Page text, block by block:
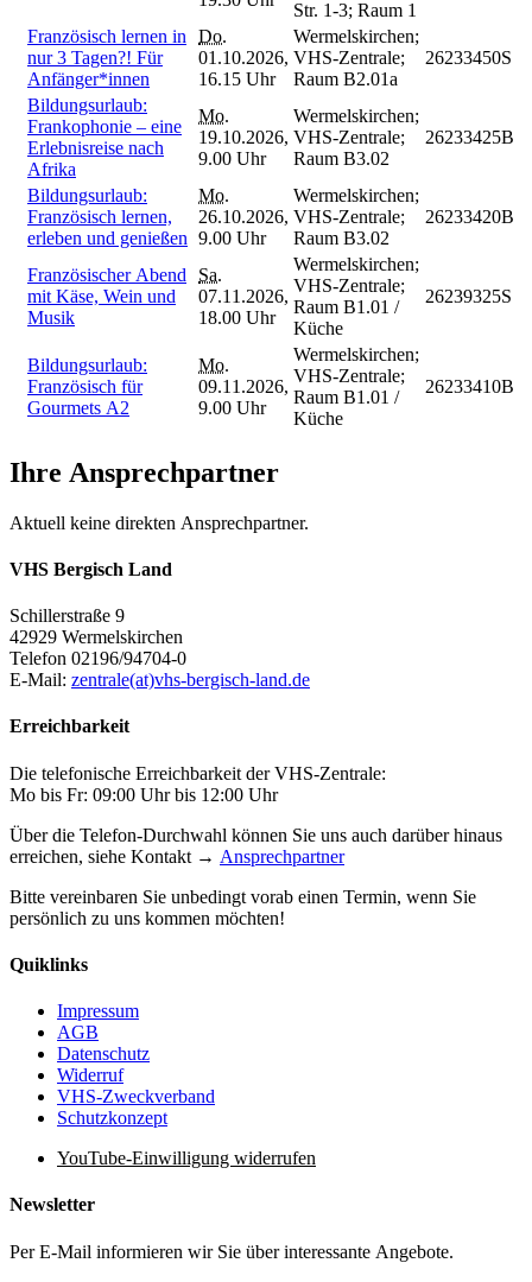
Str. 1-3; Raum 1
Französisch lernen in
nur 3 Tagen?! Für
Anfänger*innen
Do.
01.10.2026,
16.15 Uhr
Wermelskirchen;
VHS-Zentrale;
Raum B2.01a
26233450S
Bildungsurlaub:
Frankophonie – eine
Erlebnisreise nach
Afrika
Mo.
19.10.2026,
9.00 Uhr
Wermelskirchen;
VHS-Zentrale;
Raum B3.02
26233425B
Bildungsurlaub:
Französisch lernen,
erleben und genießen
Mo.
26.10.2026,
9.00 Uhr
Wermelskirchen;
VHS-Zentrale;
Raum B3.02
26233420B
Französischer Abend
mit Käse, Wein und
Musik
Sa.
07.11.2026,
18.00 Uhr
Wermelskirchen;
VHS-Zentrale;
Raum B1.01 /
Küche
26239325S
Bildungsurlaub:
Französisch für
Gourmets A2
Mo.
09.11.2026,
9.00 Uhr
Wermelskirchen;
VHS-Zentrale;
Raum B1.01 /
Küche
26233410B
Ihre Ansprechpartner
Aktuell keine direkten Ansprechpartner.
VHS Bergisch Land
Schillerstraße 9
42929 Wermelskirchen
Telefon 02196/94704-0
E-Mail: zentrale(at)vhs-bergisch-land.de
Erreichbarkeit
Die telefonische Erreichbarkeit der VHS-Zentrale:
Mo bis Fr: 09:00 Uhr bis 12:00 Uhr
Über die Telefon-Durchwahl können Sie uns auch darüber hinaus
erreichen, siehe Kontakt → Ansprechpartner
Bitte vereinbaren Sie unbedingt vorab einen Termin, wenn Sie
persönlich zu uns kommen möchten!
Quiklinks
Impressum
AGB
Datenschutz
Widerruf
VHS-Zweckverband
Schutzkonzept
YouTube-Einwilligung widerrufen
Newsletter
Per E-Mail informieren wir Sie über interessante Angebote.